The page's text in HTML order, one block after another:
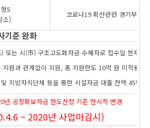
5
소)
코로나19 확산관련 경기부진
기준 완화
또는 시(市) 구조고도화자금 수혜자로 접수일 현재
지원과 관계없이 지원, 총 지원한도 10억 원 미적용)
지방자치단체 등을 통한 시설자금 대출 잔액 45억
년 공장확보자금 한도산정 기준 한시적 변경
~ 2020년 사업마감시)